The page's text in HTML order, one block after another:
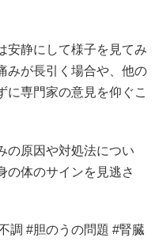
安静にして様子を 見てみ
みが長引く 場合や、 他の
に専門家の意見を仰ぐこ
の原因や対処法につい
の体のサインを 見逃さ
調 #胆のう の問題 #腎臓